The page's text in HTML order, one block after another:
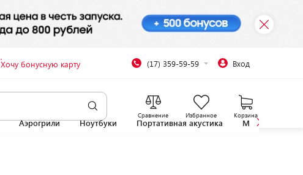
Хочу бонусную карту (17) 359-59-59 Вход
Сравнение Избранное Корзина
Аэрогрили Ноутбуки Портативная акустика